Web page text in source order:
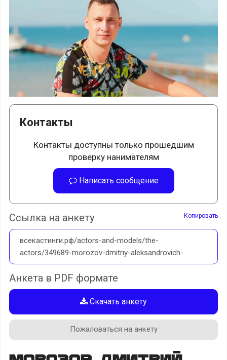
Контакты
Контакты доступны только прошедшим
проверку нанимателям
Написать сообщение
Ссылка на анкету Копировать
всекастинги.рф/actors-and-models/the-
actors/349689-morozov-dmitriy-aleksandrovich-
Анкета в PDF формате
Скачать анкету
Пожаловаться на анкету